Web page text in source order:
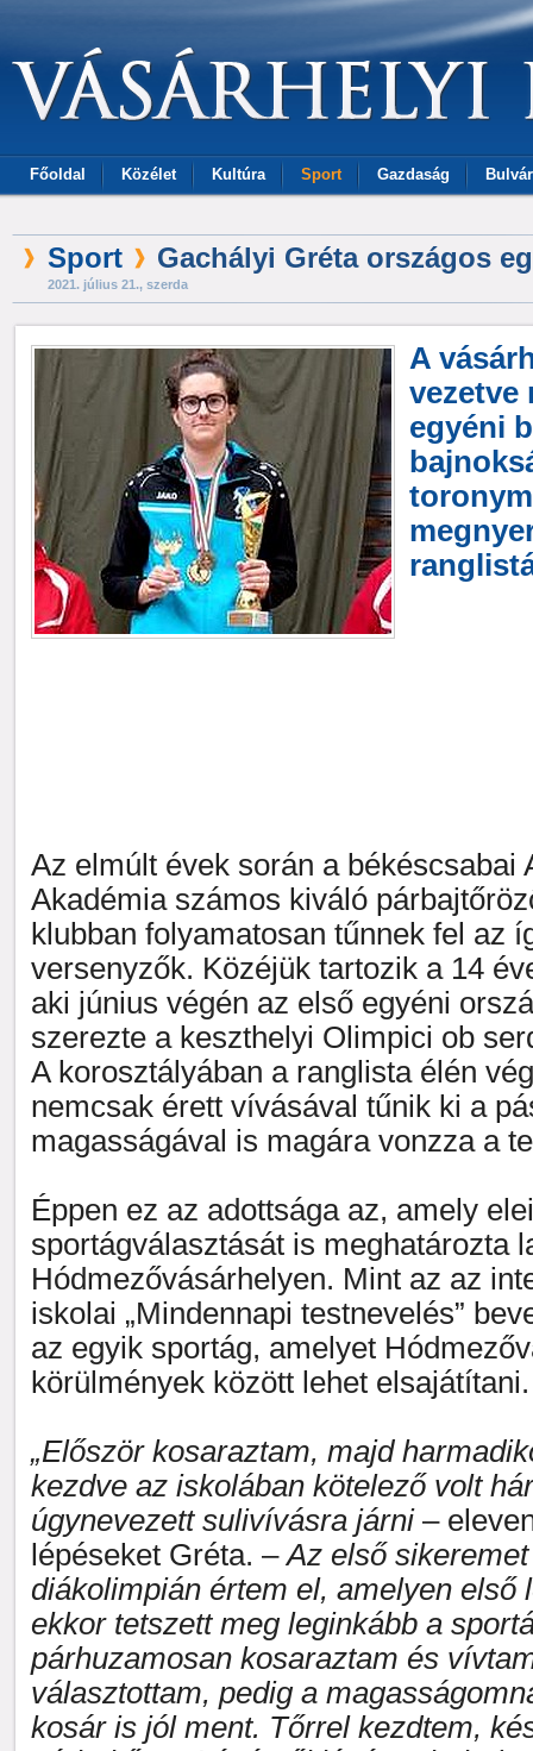
Főoldal Közélet Kultúra Sport Gazdaság Bulvár
Sport Gachályi Gréta országos
2021. július 21., szerda
A
vezetve
egyéni
Az elmúlt évek során a békéscsabai
Akadémia számos kiváló
klubban folyamatosan tűnnek fel az
versenyzők. Közéjük tartozik a 14
aki június végén az első egyéni
szerezte a keszthelyi Olimpici ob
A korosztályában a ranglista élén
nemcsak érett vívásával tűnik ki a
magasságával is magára vonzza a
Éppen ez az adottsága az, amely
sportágválasztását is meghatározta
Hódmezővásárhelyen. Mint az az
iskolai „Mindennapi testnevelés”
az egyik sportág, amelyet
körülmények között lehet
„Először kosaraztam, majd
kezdve az iskolában kötelező volt
úgynevezett sulivívásra járni–
lépéseket Gréta. –Az első
diákolimpián értem el, amelyen első
ekkor tetszett meg leginkább a
párhuzamosan kosaraztam és
választottam, pedig a
kosár is jól ment. Tőrrel kezdtem,